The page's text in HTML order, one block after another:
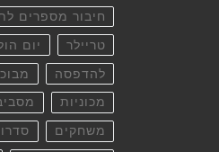
חיבור מספרים
טריילר יום
להדפסה
מכוניות
משחקים